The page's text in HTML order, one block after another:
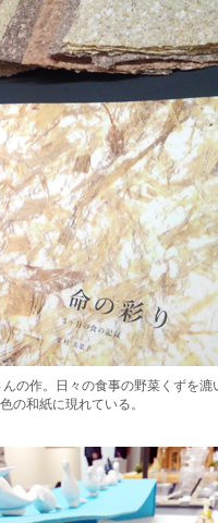
の作。日々の食事の野菜くずを漉
の和紙に現れている。